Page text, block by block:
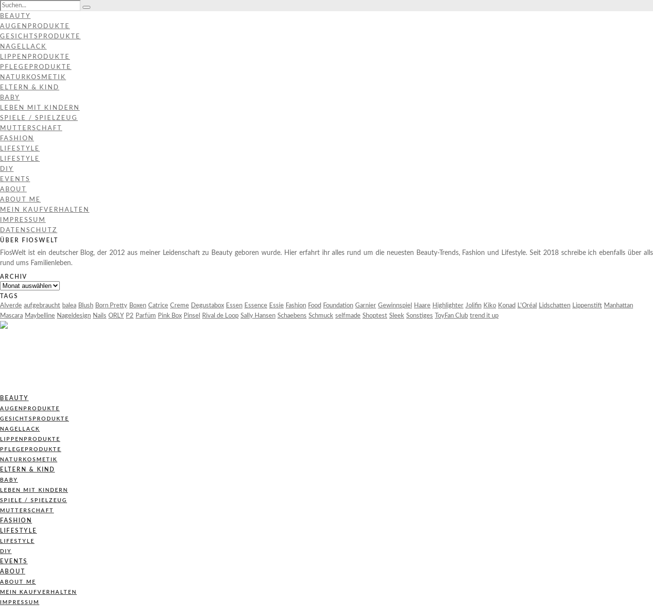
BEAUTY
AUGENPRODUKTE
GESICHTSPRODUKTE
NAGELLACK
LIPPENPRODUKTE
PFLEGEPRODUKTE
NATURKOSMETIK
ELTERN & KIND
BABY
LEBEN MIT KINDERN
SPIELE / SPIELZEUG
MUTTERSCHAFT
FASHION
LIFESTYLE
LIFESTYLE
DIY
EVENTS
ABOUT
ABOUT ME
MEIN KAUFVERHALTEN
IMPRESSUM
DATENSCHUTZ
ÜBER FIOSWELT
FiosWelt ist ein deutscher Blog, der 2012 aus meiner Leidenschaft zu Beauty geboren wurde. Hier erfahrt ihr alles rund um die neuesten Beauty-Trends, Fashion und Lifestyle. Seit 2018 schreibe ich ebenfalls über alls
rund ums Familienleben.
ARCHIV
Archiv
TAGS
Alverde aufgebraucht balea Blush Born Pretty Boxen Catrice Creme Degustabox Essen Essence Essie Fashion Food Foundation Garnier Gewinnspiel Haare Highlighter Jolifin Kiko Konad L'Oréal Lidschatten Lippenstift Manhattan
Mascara Maybelline Nageldesign Nails ORLY P2 Parfüm Pink Box Pinsel Rival de Loop Sally Hansen Schaebens Schmuck selfmade Shoptest Sleek Sonstiges ToyFan Club trend it up
BEAUTY
AUGENPRODUKTE
GESICHTSPRODUKTE
NAGELLACK
LIPPENPRODUKTE
PFLEGEPRODUKTE
NATURKOSMETIK
ELTERN & KIND
BABY
LEBEN MIT KINDERN
SPIELE / SPIELZEUG
MUTTERSCHAFT
FASHION
LIFESTYLE
LIFESTYLE
DIY
EVENTS
ABOUT
ABOUT ME
MEIN KAUFVERHALTEN
IMPRESSUM